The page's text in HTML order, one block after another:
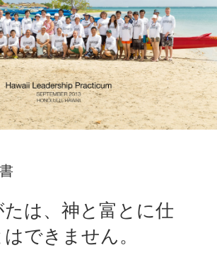
は、神と富とに仕
できません。